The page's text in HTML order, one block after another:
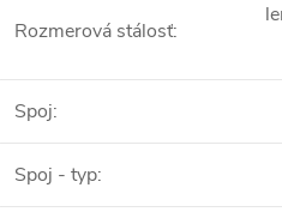
Rozmerová stálosť:
Spoj:
Spoj - typ: